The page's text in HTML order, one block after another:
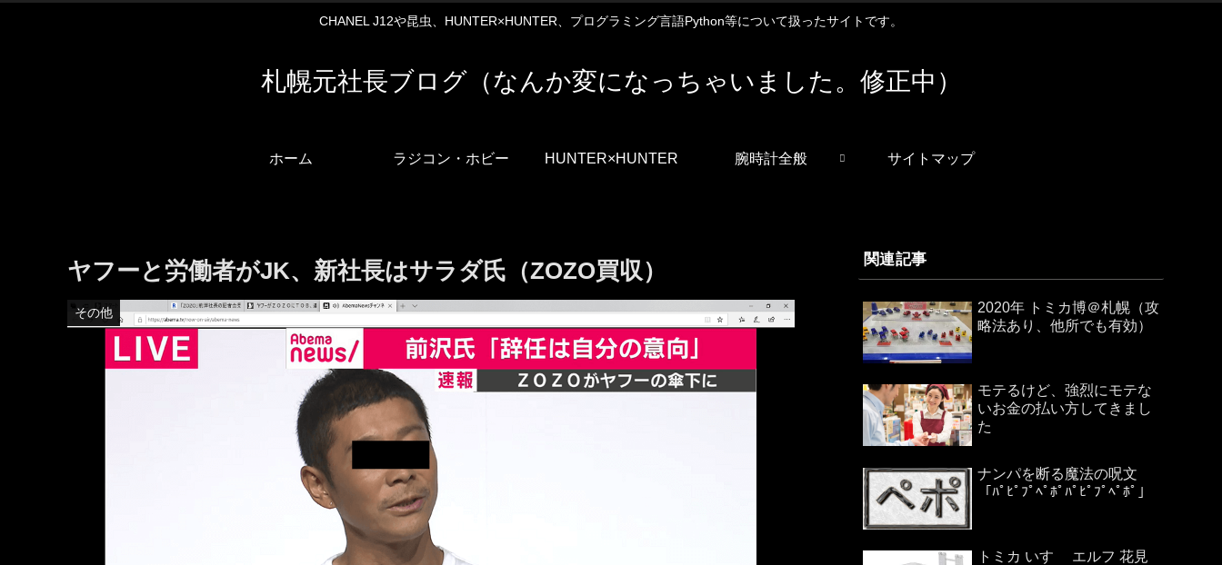
CHANEL J12や昆虫、HUNTER×HUNTER、プログラミング言語Python等について扱ったサイトです。
札幌元社長ブログ（なんか変になっちゃいました。修正中）
ホーム ラジコン・ホビー HUNTER×HUNTER 腕時計全般 サイトマップ
ヤフーと労働者がJK、新社長はサラダ氏（ZOZO買収）
その他
関連記事
2020年 トミカ博＠札幌（攻
略法あり、他所でも有効）
モテるけど、強烈にモテな
いお金の払い方してきまし
た
ナンパを断る魔法の呪文
「ﾊﾟﾋﾟﾌﾟﾍﾟﾎﾟﾊﾟﾋﾟﾌﾟﾍﾟﾎﾟ」
トミカ いすゞ エルフ 花見